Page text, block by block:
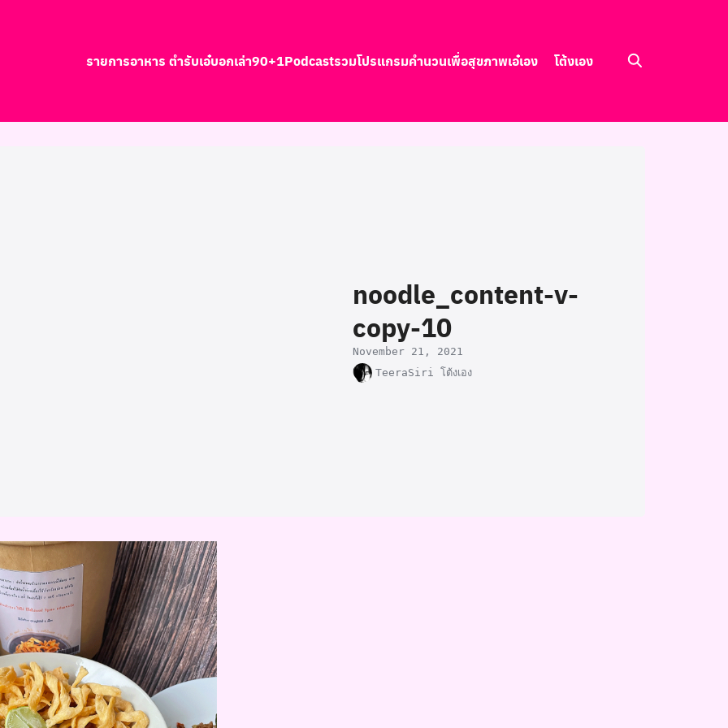
รายการอาหาร ตำรับเอ๋บอกเล่า90+1Podcastรวมโปรแกรมคำนวนเพื่อสุขภาพเอ๋เอง โต้งเอง
noodle_content-v-
copy-10
November 21, 2021
TeeraSiri โต้งเอง